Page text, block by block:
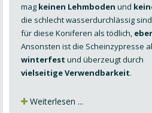
mag keinen Lehmboden und
die schlecht wasserdurchlässig
für diese Koniferen als tödlich,
Ansonsten ist die Scheinzypresse
winterfest und überzeugt durch
vielseitige Verwendbarkeit.
Weiterlesen ...